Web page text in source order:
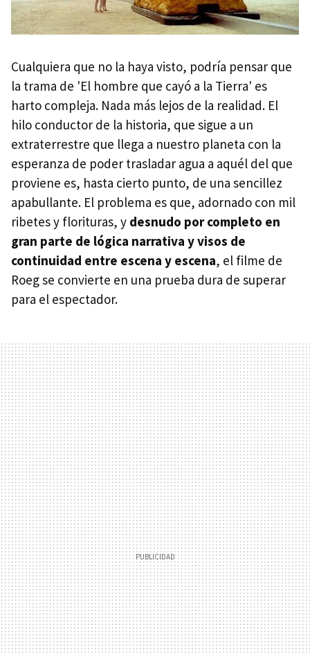
Cualquiera que no la haya visto, podría pensar que
la trama de 'El hombre que cayó a la Tierra' es
harto compleja. Nada más lejos de la realidad. El
hilo conductor de la historia, que sigue a un
extraterrestre que llega a nuestro planeta con la
esperanza de poder trasladar agua a aquél del que
proviene es, hasta cierto punto, de una sencillez
apabullante. El problema es que, adornado con mil
ribetes y florituras, y desnudo por completo en
gran parte de lógica narrativa y visos de
continuidad entre escena y escena, el filme de
Roeg se convierte en una prueba dura de superar
para el espectador.